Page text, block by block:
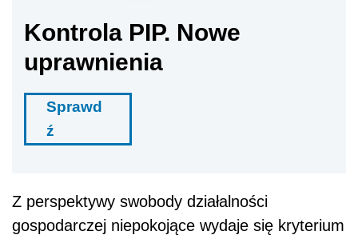
Kontrola PIP. Nowe
uprawnienia
Sprawd
ź
Z perspektywy swobody działalności
gospodarczej niepokojące wydaje się kryterium